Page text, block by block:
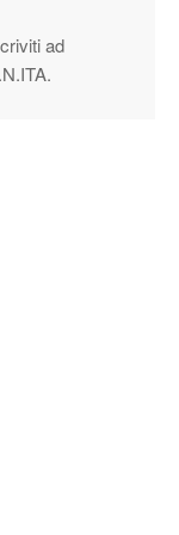
ad